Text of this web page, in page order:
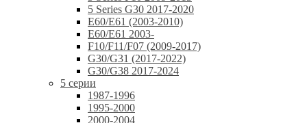
5 Series G30 2017-2020
E60/E61 (2003-2010)
E60/E61 2003-
F10/F11/F07 (2009-2017)
G30/G31 (2017-2022)
G30/G38 2017-2024
5 серии
1987-1996
1995-2000
2000-2004